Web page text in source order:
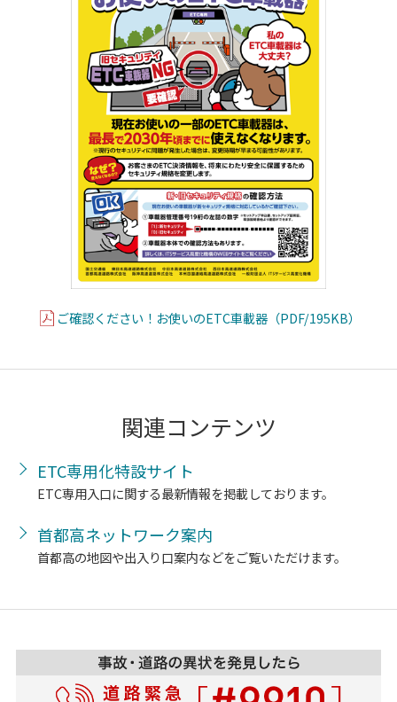
ご確認ください！お使いのETC車載器（PDF/195KB）
関連コンテンツ
ETC専用化特設サイト
ETC専用入口に関する最新情報を掲載しております。
首都高ネットワーク案内
首都高の地図や出入り口案内などをご覧いただけます。